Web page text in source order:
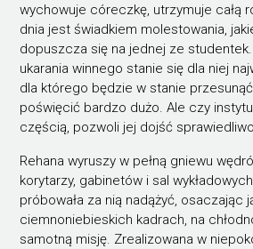
wychowuje córeczkę, utrzymuje całą
dnia jest świadkiem molestowania,
dopuszcza się na jednej ze
ukarania winnego stanie się dla niej
dla którego będzie w stanie
poświęcić bardzo dużo. Ale czy
częścią, pozwoli jej dojść
Rehana wyruszy w pełną gniewu
korytarzy, gabinetów i sal
próbowała za nią nadążyć, osaczając
ciemnoniebieskich kadrach, na
samotną misję. Zrealizowana w